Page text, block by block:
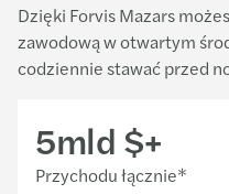
Dzięki Forvis Mazars
zawodową w otwartym
codziennie stawać przed
5mld $+
Przychodu łącznie*